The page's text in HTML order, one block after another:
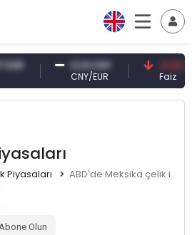
0,13 CNY
CNY/EUR
41,53 TRY
Piyasaları ABD'de Meksika çelik
Olun